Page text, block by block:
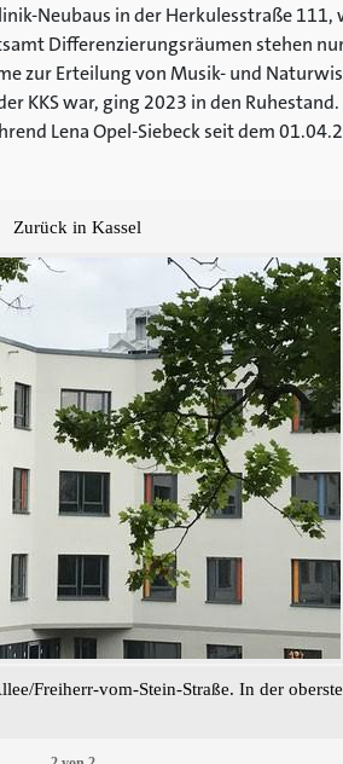
Neubaus in der Herkulesstraße 111,
Differenzierungsräumen stehen
zur Erteilung von Musik- und
KKS war, ging 2023 in den
Lena Opel-Siebeck seit dem
Zurück in Kassel
Freiherr-vom-Stein-Straße. In der